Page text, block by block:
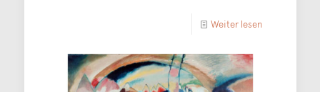
Weiter lesen